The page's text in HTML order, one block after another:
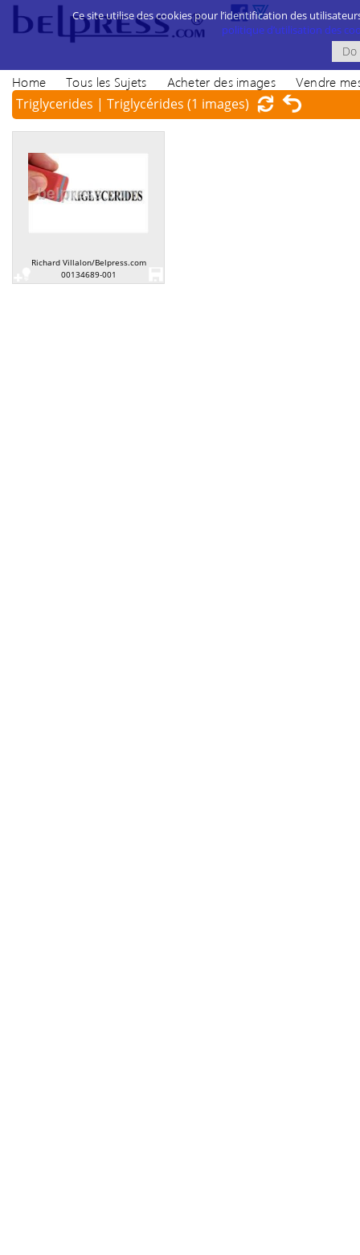
Home Tous les Sujets Acheter des images Vendre
Triglycerides | Triglycérides (1 images)
Richard Villalon/Belpress.com
00134689-001
Ce site utilise des cookies pour l’identification des
politique d’utilisation des